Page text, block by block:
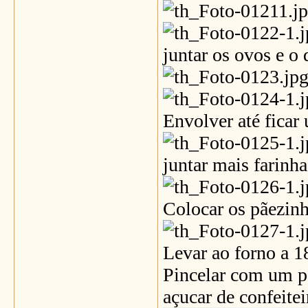
juntar os ovos e o
Envolver até ficar
juntar mais
Colocar os
Levar ao forno a
Pincelar com um
açucar de